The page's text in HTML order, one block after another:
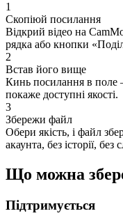
1
Скопіюй посилання
Відкрий відео на
рядка або кнопки
2
Встав його вище
Кинь посилання в поле
покаже доступні якості.
3
Збережи файл
Обери якість, і файл
акаунта, без історії, без
Що можна
Підтримується